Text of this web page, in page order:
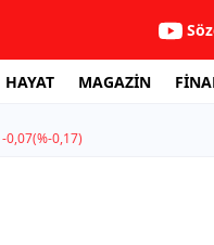
HAYAT MAGAZİN
-0,07(%-0,17)